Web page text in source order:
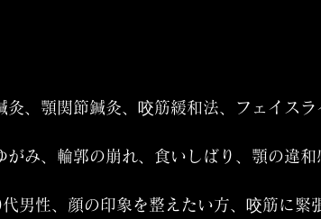
、顎関節鍼灸、咬筋緩和法、フェイスラ
がみ、輪郭の崩れ、食いしばり、顎の違和
男性、顔の印象を整えたい方、咬筋に緊